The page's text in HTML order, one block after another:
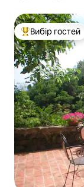
Топ вибір
Вибір гостей